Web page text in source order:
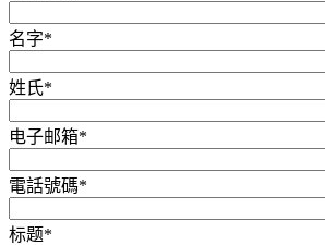
名字*
姓氏*
电子邮箱*
電話號碼*
标题*